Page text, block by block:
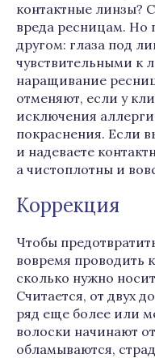
контактные линзы?
вреда ресницам. Но
другом: глаза под
чувствительными к
наращивание
отменяют, если у
исключения
покраснения. Если
и надеваете
а чистоплотны и
Коррекция
Чтобы
вовремя проводить
сколько нужно
Считается, от двух
ряд еще более или
волоски начинают
обламываются,